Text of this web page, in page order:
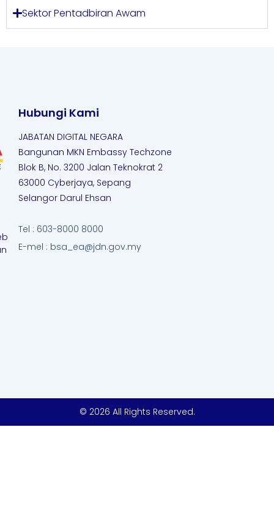
Sektor Pentadbiran Awam
Hubungi Kami
JABATAN DIGITAL NEGARA
Bangunan MKN Embassy Techzone
Blok B, No. 3200 Jalan Teknokrat 2
63000 Cyberjaya, Sepang
Selangor Darul Ehsan
Tel : 603-8000 8000
E-mel : bsa_ea@jdn.gov.my
© 2026 All Rights Reserved.